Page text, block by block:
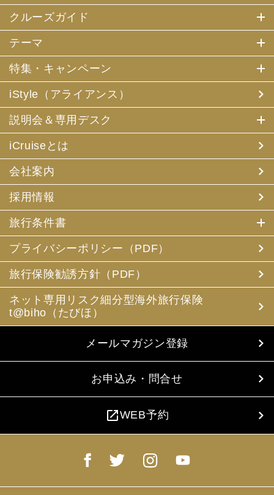
クルーズガイド
テーマ
特集・キャンペーン
iStyle（アライアンス）
説明会＆専用デスク
iCruiseとは
会社案内
採用情報
旅行条件書
プライバシーポリシー（PDF）
旅行保険勧誘方針（PDF）
ネット専用リスク細分型海外旅行保険
t@biho（たびほ）
メールマガジン登録
お申込み・問合せ
open_in_newWEB予約